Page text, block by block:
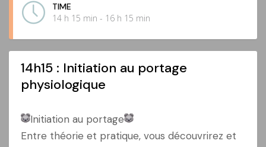
TIME
14 h 15 min - 16 h 15 min
14h15 : Initiation au portage
physiologique
Initiation au portage
Entre théorie et pratique, vous découvrirez et